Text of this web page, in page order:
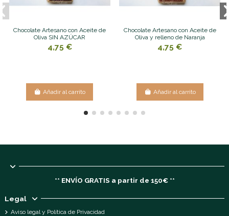
Chocolate Artesano con Aceite de
Oliva SIN AZÚCAR
4,75 €
Añadir al carrito
Chocolate Artesano con Aceite de
Oliva y relleno de Naranja
4,75 €
Añadir al carrito
** ENVÍO GRATIS a partir de 150€ **
Legal
Aviso legal y Política de Privacidad